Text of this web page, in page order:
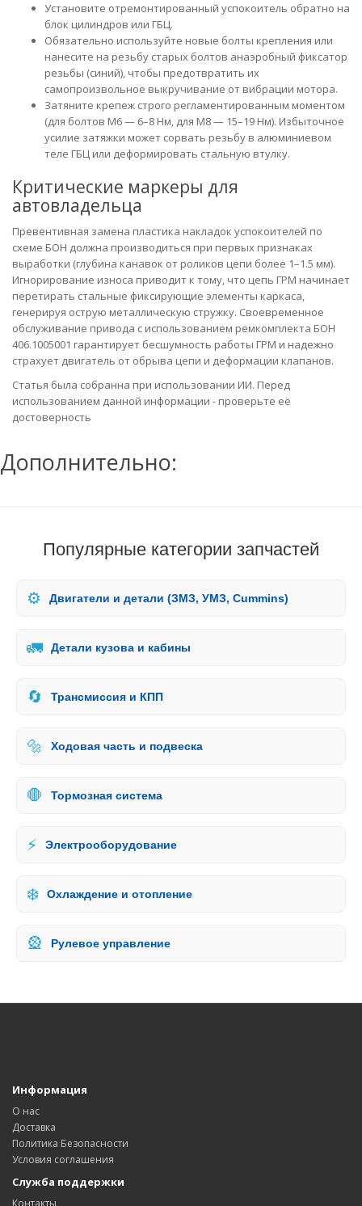
Установите отремонтированный успокоитель обратно на
блок цилиндров или ГБЦ.
Обязательно используйте новые болты крепления или
нанесите на резьбу старых болтов анаэробный фиксатор
резьбы (синий), чтобы предотвратить их
самопроизвольное выкручивание от вибрации мотора.
Затяните крепеж строго регламентированным моментом
(для болтов М6 — 6–8 Нм, для М8 — 15–19 Нм). Избыточное
усилие затяжки может сорвать резьбу в алюминиевом
теле ГБЦ или деформировать стальную втулку.
Критические маркеры для
автовладельца
Превентивная замена пластика накладок успокоителей по
схеме БОН должна производиться при первых признаках
выработки (глубина канавок от роликов цепи более 1–1.5 мм).
Игнорирование износа приводит к тому, что цепь ГРМ начинает
перетирать стальные фиксирующие элементы каркаса,
генерируя острую металлическую стружку. Своевременное
обслуживание привода с использованием ремкомплекта БОН
406.1005001 гарантирует бесшумность работы ГРМ и надежно
страхует двигатель от обрыва цепи и деформации клапанов.
Статья была собранна при использовании ИИ. Перед
использованием данной информации - проверьте её
достоверность
Дополнительно:
Популярные категории запчастей
⚙️ Двигатели и детали (ЗМЗ, УМЗ, Cummins)
🚛 Детали кузова и кабины
🔄 Трансмиссия и КПП
🔩 Ходовая часть и подвеска
🛑 Тормозная система
⚡ Электрооборудование
❄️ Охлаждение и отопление
🎡 Рулевое управление
Информация
О нас
Доставка
Политика Безопасности
Условия соглашения
Служба поддержки